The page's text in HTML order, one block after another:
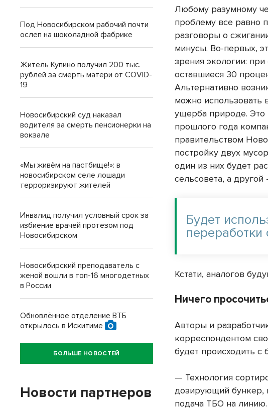
Любому разумному
проблему все равно
разговоры о
минусы. Во-первых,
зрения экологии:
оставшиеся 30
Альтернативно
можно использовать
ущерба природе. Это
прошлого года
правительством
постройку двух
один из них будет
сельсовета, а
Будет
переработки
Кстати, аналогов
Ничего
Авторы и
корреспондентом
будет происходить с
— Технология
дозирующий бункер,
подача ТБО на
Под Новосибирском рабочий почти
ослеп на шоколадной фабрике
Житель Купино получил 200 тыс.
рублей за смерть матери от COVID-
19
Новосибирский суд наказал
водителя за смерть пенсионерки на
вокзале
«Мы живём на пастбище!»: в
новосибирском селе лошади
терроризируют жителей
Инвалид получил условный срок за
избиение врачей протезом под
Новосибирском
Новосибирский преподаватель с
женой вошли в топ-16 многодетных
в России
Обновлённое отделение ВТБ
открылось в Искитиме
БОЛЬШЕ НОВОСТЕЙ
Новости партнеров